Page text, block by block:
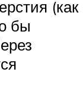
(как
бы